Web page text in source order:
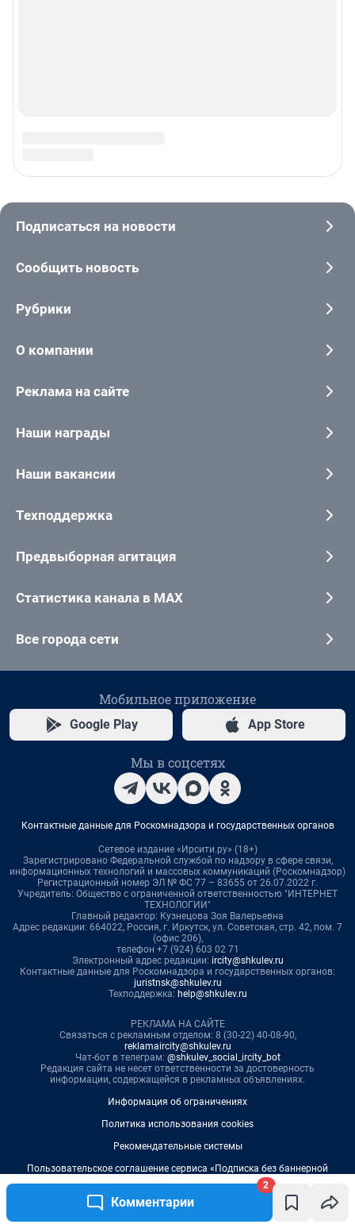
Комментарии
2